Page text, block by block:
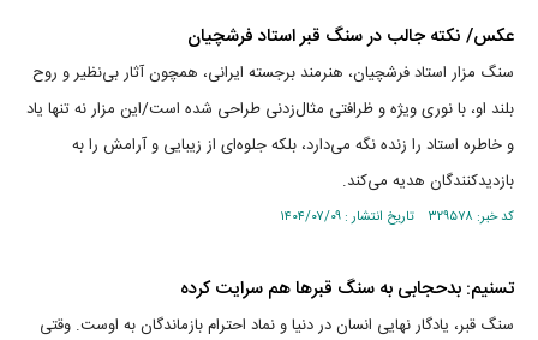
عکس/ نکته جالب در سنگ قبر استاد فرشچیان
سنگ مزار استاد فرشچیان، هنرمند برجسته ایرانی، همچون آثار بی‌نظیر و روح
بلند او، با نوری ویژه و ظرافتی مثال‌زدنی طراحی شده است/این مزار نه تنها یاد
و خاطره استاد را زنده نگه می‌دارد، بلکه جلوه‌ای از زیبایی و آرامش را به
بازدیدکنندگان هدیه می‌کند.
کد خبر: ۳۲۹۵۷۸ تاریخ انتشار : ۱۴۰۴/۰۷/۰۹
تسنیم: بدحجابی به سنگ قبر‌ها هم سرایت کرده
سنگ قبر، یادگار نهایی انسان در دنیا و نماد احترام بازماندگان به اوست. وقتی